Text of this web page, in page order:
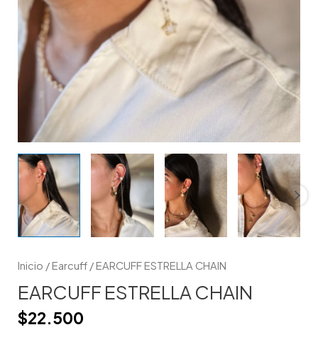
Inicio /Earcuff/ EARCUFF ESTRELLA CHAIN
EARCUFF ESTRELLA CHAIN
$22.500